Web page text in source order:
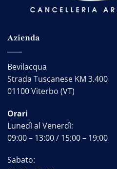
Azienda
Bevilacqua
Strada Tuscanese KM 3.400
01100 Viterbo (VT)
Orari
Lunedì al Venerdì:
09:00 – 13:00 / 15:00 – 19:00
Sabato: